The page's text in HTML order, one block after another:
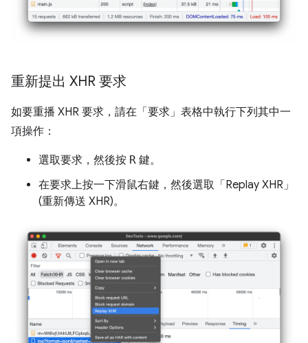
重新提出 XHR 要求
如要重播 XHR 要求，請在「要求」 表格中執行下列其中一
項操作：
選取要求，然後按 R 鍵。
在要求上按一下滑鼠右鍵，然後選取「Replay XHR」
(重新傳送 XHR)。